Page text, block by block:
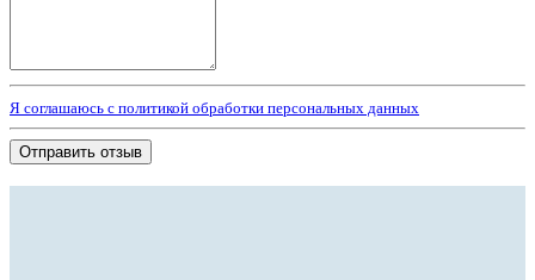
Я соглашаюсь с политикой обработки персональных данных
Отправить отзыв